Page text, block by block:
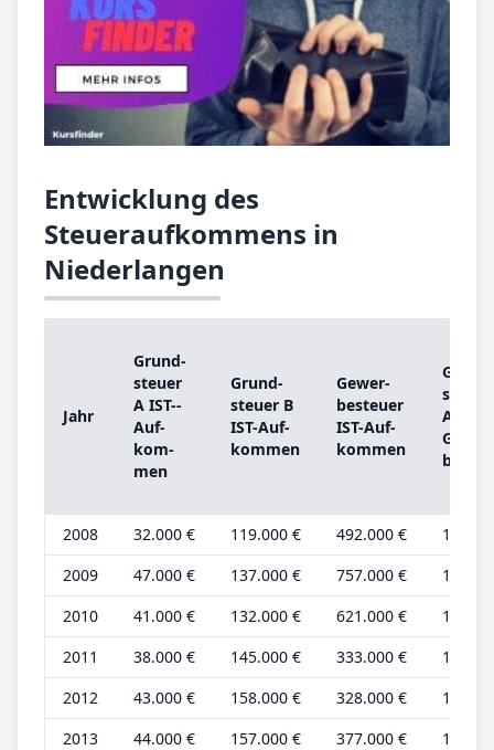
Entwicklung des
Steueraufkommens in
Niederlangen
Jahr
Grund­
steu­er
A IST-­
Auf­
kom­
men
Grund­
steu­er B
IST-­Auf­
kom­men
Ge­wer­
be­steu­er
IST-­Auf­
kom­men
Grund­
steu­er
A
Grund­
be­trag
2008 32.000 € 119.000 € 492.000 €
2009
47.000 € 137.000 € 757.000 €
2010
41.000 € 132.000 € 621.000 €
2011
38.000 € 145.000 € 333.000 €
2012
43.000 € 158.000 € 328.000 €
2013
44.000 € 157.000 € 377.000 €